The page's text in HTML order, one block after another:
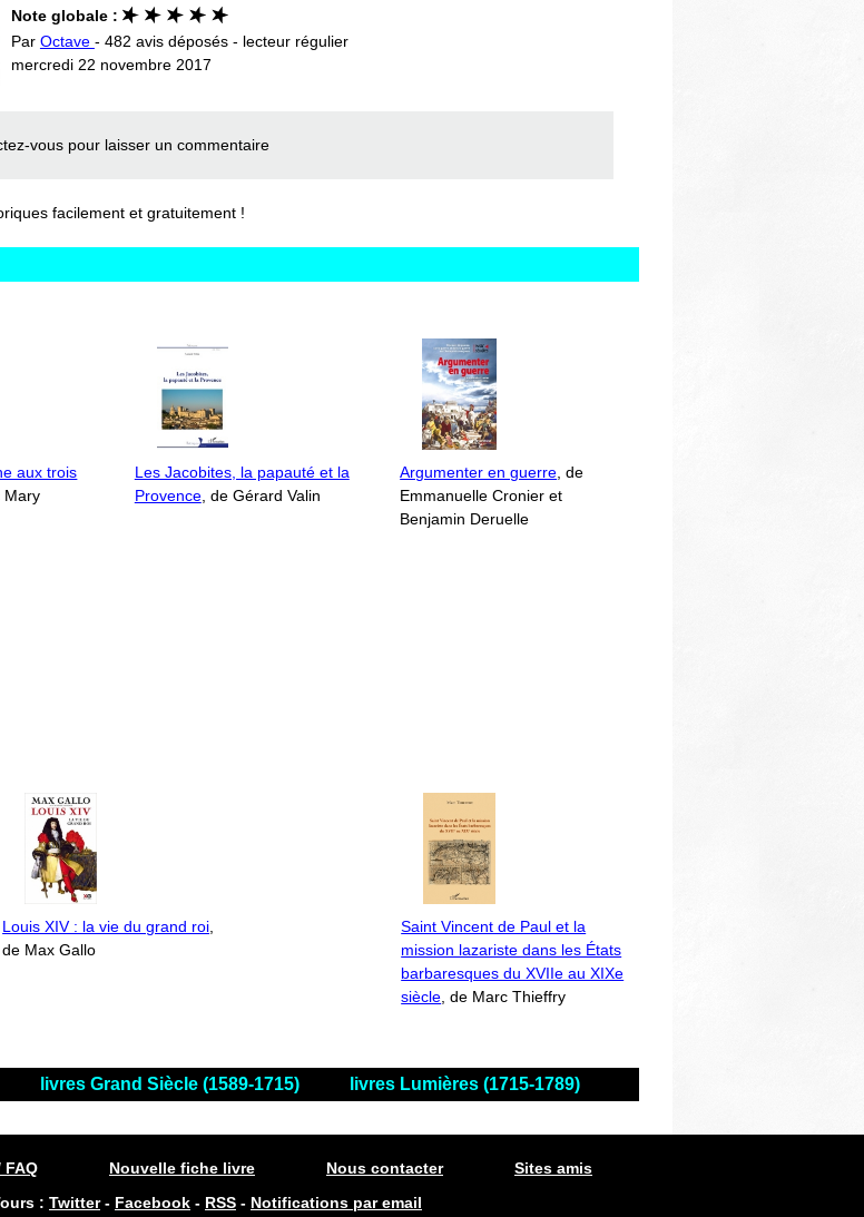
Note globale :
Par Octave - 482 avis déposés - lecteur régulier
mercredi 22 novembre 2017
vous pour laisser un commentaire
facilement et gratuitement !
aux trois
Mary
Les Jacobites, la papauté et la
Provence, de Gérard Valin
Argumenter en guerre , de
Emmanuelle Cronier et
Benjamin Deruelle
Louis XIV : la vie du grand roi
de Max Gallo
Saint Vincent de Paul et la
mission lazariste dans les États
barbaresques du XVIIe au XIXe
siècle , de Marc Thieffry
livres Grand Siècle (1589-1715) livres Lumières (1715-1789)
FAQ Nouvelle fiche livre Nous contacter
Sites amis
: Twitter- Facebook - RSS - Notifications par email